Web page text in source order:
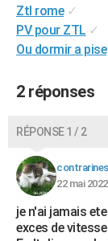
GUIDES D'ACHAT
BONS PLANS
CARTE DE VOEUX
COPAINS D'AVANT
S'inscrire
Se connecter
Lycées
Collèges
Primaires
Universités
Entreprises
Service militaire
Avis de recherche
AVIS DE DÉCÈS
Ztl rome ✓
PV pour ZTL ✓
Ou dormir a pise
2 réponses
RÉPONSE 1 / 2
22 mai
je n'ai jamais
exces de